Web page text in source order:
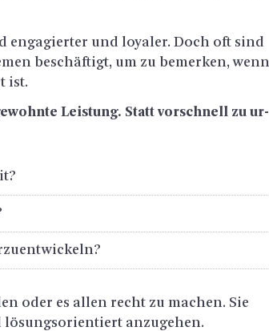
en­ga­gier­ter und loya­ler. Doch oft sind
be­schäf­tigt, um zu be­mer­ken, wenn
ist.
Leis­tung. Statt vor­schnell zu ur­
oder es allen recht zu ma­chen. Sie
an­zu­ge­hen.